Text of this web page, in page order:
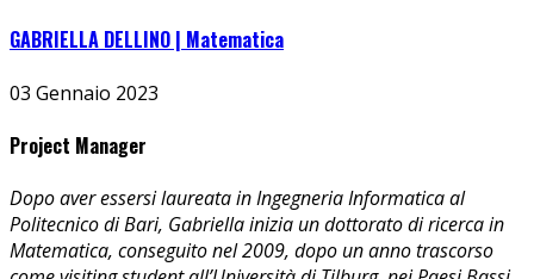
GABRIELLA DELLINO | Matematica
03 Gennaio 2023
Project Manager
Dopo aver essersi laureata in Ingegneria Informatica al
Politecnico di Bari, Gabriella inizia un dottorato di ricerca in
Matematica, conseguito nel 2009, dopo un anno trascorso